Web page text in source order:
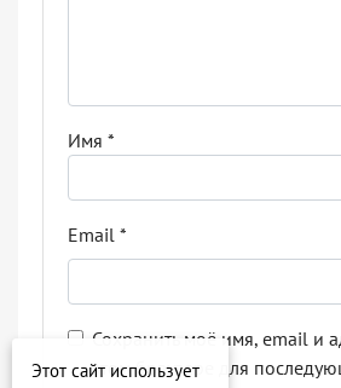
Имя *
Email *
Сохранить моё имя, email и
этом браузере для
Этот сайт использует